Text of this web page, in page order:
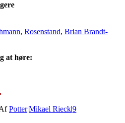
, Rosenstand, Brian Brandt-
at høre:
Potter|Mikael Rieck|9